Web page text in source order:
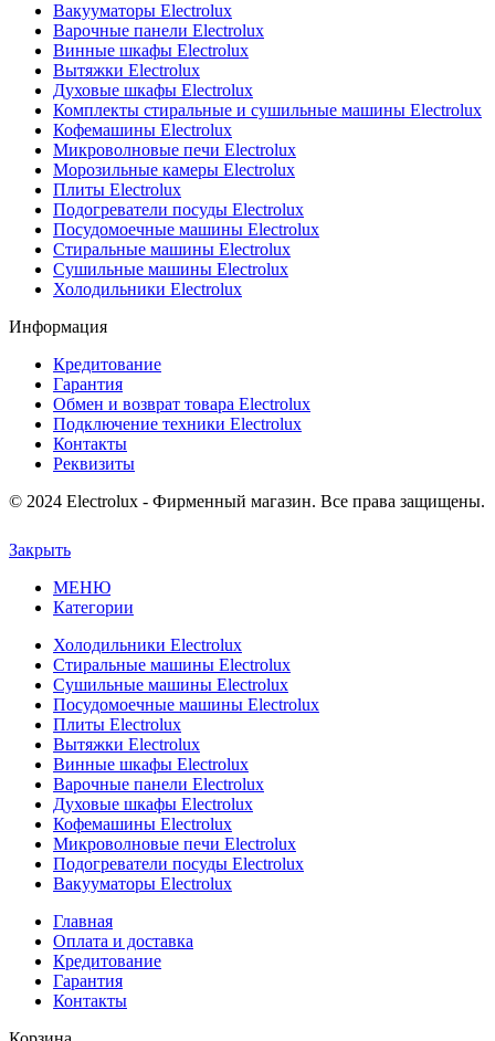
Вакууматоры Electrolux
Варочные панели Electrolux
Винные шкафы Electrolux
Вытяжки Electrolux
Духовые шкафы Electrolux
Комплекты стиральные и сушильные машины Electrolux
Кофемашины Electrolux
Микроволновые печи Electrolux
Морозильные камеры Electrolux
Плиты Electrolux
Подогреватели посуды Electrolux
Посудомоечные машины Electrolux
Стиральные машины Electrolux
Сушильные машины Electrolux
Холодильники Electrolux
Информация
Кредитование
Гарантия
Обмен и возврат товара Electrolux
Подключение техники Electrolux
Контакты
Реквизиты
© 2024 Electrolux - Фирменный магазин. Все права защищены.
Закрыть
МЕНЮ
Категории
Холодильники Electrolux
Стиральные машины Electrolux
Сушильные машины Electrolux
Посудомоечные машины Electrolux
Плиты Electrolux
Вытяжки Electrolux
Винные шкафы Electrolux
Варочные панели Electrolux
Духовые шкафы Electrolux
Кофемашины Electrolux
Микроволновые печи Electrolux
Подогреватели посуды Electrolux
Вакууматоры Electrolux
Главная
Оплата и доставка
Кредитование
Гарантия
Контакты